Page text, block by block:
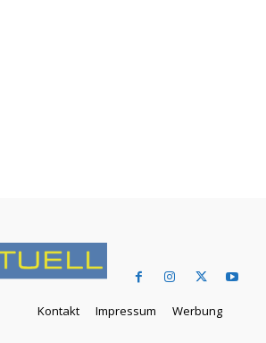
Kontakt Impressum Werbung